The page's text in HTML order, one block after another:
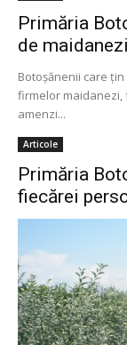
Primăria
de
Botoşănenii care
firmelor maidanezi,
amenzi...
Articole
Primăria
fiecărei